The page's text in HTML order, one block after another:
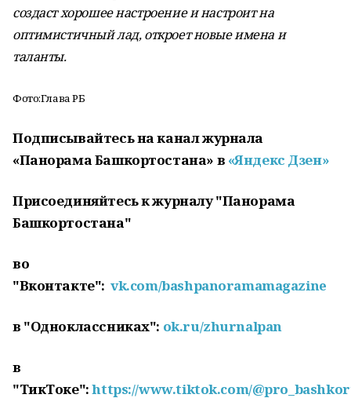
создаст хорошее настроение и настроит на
оптимистичный лад, откроет новые имена и
таланты.
Фото:Глава РБ
Подписывайтесь на канал журнала
«Панорама Башкортостана» в «Яндекс Дзен»
Присоединяйтесь к журналу "Панорама
Башкортостана"
во
"Вконтакте":vk.com/bashpanoramamagazine
в "Одноклассниках": ok.ru/zhurnalpan
в
"ТикТоке":https://www.tiktok.com/